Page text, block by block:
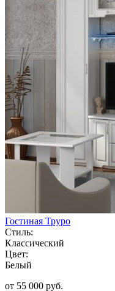
Гостиная Труро
Стиль:
Классический
Цвет:
Белый
от 55 000 руб.